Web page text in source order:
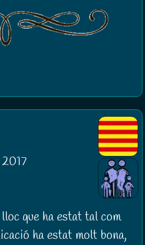
que ha estat tal com
ha estat molt bona,